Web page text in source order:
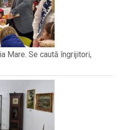
Mare. Se caută îngrijitori,